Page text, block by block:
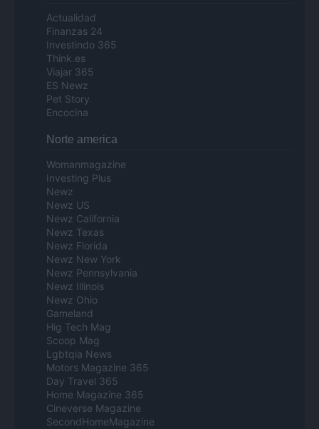
Actualidad
Finanzas 24
Investindo 365
Think.es
Viajar 365
ES Newz
Pet Story
Encocina
Norte america
Womanmagazine
Investing Plus
Newz
Newz US
Newz California
Newz Texas
Newz Florida
Newz New York
Newz Pennsylvania
Newz Illinois
Newz Ohio
Gameland
Hig Tech Mag
Scoop Mag
Lgbtqia News
Motors Magazine 365
Day Travel 365
Home Magazine 365
Cineverse Magazine
SecondHomeMagazine